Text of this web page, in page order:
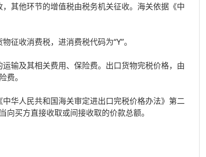
其他环节的增值税由税务机关征收。海关依据《中
收消费税，进消费税代码为“Y”。
输及其相关费用、保险费。出口货物完税价格，由
费。
华人民共和国海关审定进出口完税价格办法》第二
买方直接收取或间接收取的价款总额。